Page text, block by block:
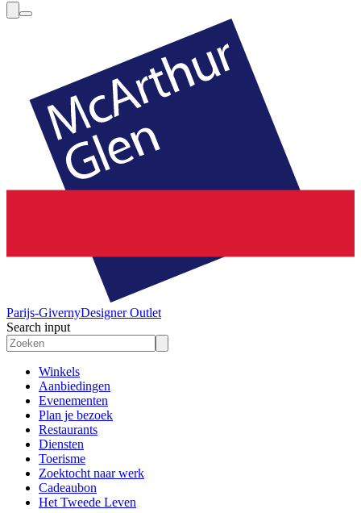
Parijs-GivernyDesigner Outlet
Search input
Winkels
Aanbiedingen
Evenementen
Plan je bezoek
Restaurants
Diensten
Toerisme
Zoektocht naar werk
Cadeaubon
Het Tweede Leven